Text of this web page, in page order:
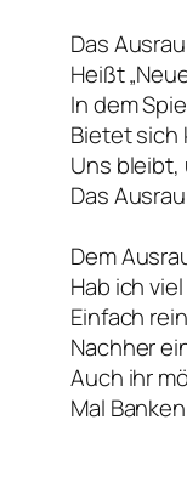
Das
Heißt
In dem
Bietet sich
Uns bleibt,
Das
Dem
Hab ich
Einfach
Nachher
Auch ihr
Mal